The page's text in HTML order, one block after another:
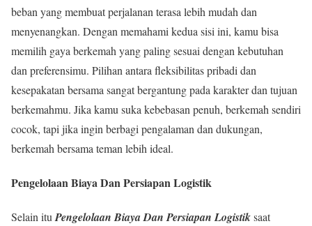
beban yang membuat perjalanan terasa lebih mudah dan
menyenangkan. Dengan memahami kedua sisi ini, kamu bisa
memilih gaya berkemah yang paling sesuai dengan kebutuhan
dan preferensimu. Pilihan antara fleksibilitas pribadi dan
kesepakatan bersama sangat bergantung pada karakter dan tujuan
berkemahmu. Jika kamu suka kebebasan penuh, berkemah sendiri
cocok, tapi jika ingin berbagi pengalaman dan dukungan,
berkemah bersama teman lebih ideal.
Pengelolaan Biaya Dan Persiapan Logistik
Selain ituPengelolaan Biaya Dan Persiapan Logistiksaat